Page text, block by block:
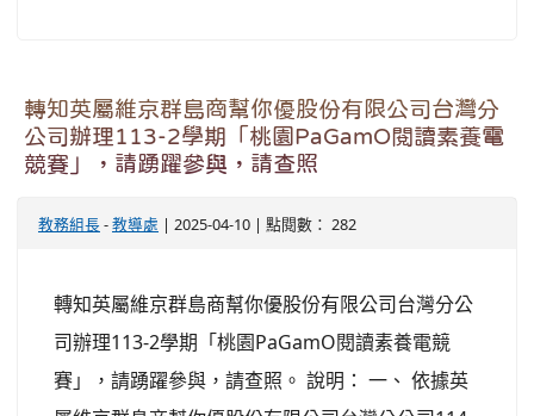
轉知英屬維京群島商幫你優股份有限公司台灣分
公司辦理113-2學期「桃園PaGamO閱讀素養電
競賽」，請踴躍參與，請查照
教務組長-教導處 | 2025-04-10 | 點閱數： 282
轉知英屬維京群島商幫你優股份有限公司台灣分公
司辦理113-2學期「桃園PaGamO閱讀素養電競
賽」，請踴躍參與，請查照。 說明： 一、 依據英